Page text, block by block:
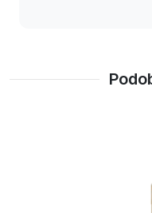
jesteśmy bardzo